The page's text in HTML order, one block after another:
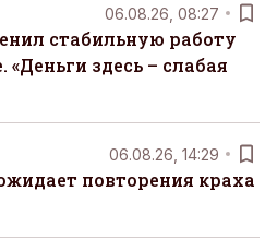
06.08.26, 08:27
стабильную работу
здесь – слабая
06.08.26, 14:29
повторения краха